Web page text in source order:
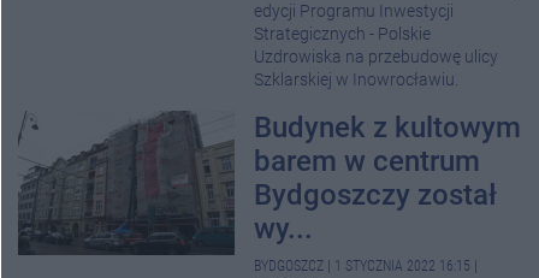
edycji Programu Inwestycji
Strategicznych - Polskie
Uzdrowiska na przebudowę ulicy
Szklarskiej w Inowrocławiu.
Budynek z kultowym
barem w centrum
Bydgoszczy został
wy...
BYDGOSZCZ 1 STYCZNIA 2022 16:15